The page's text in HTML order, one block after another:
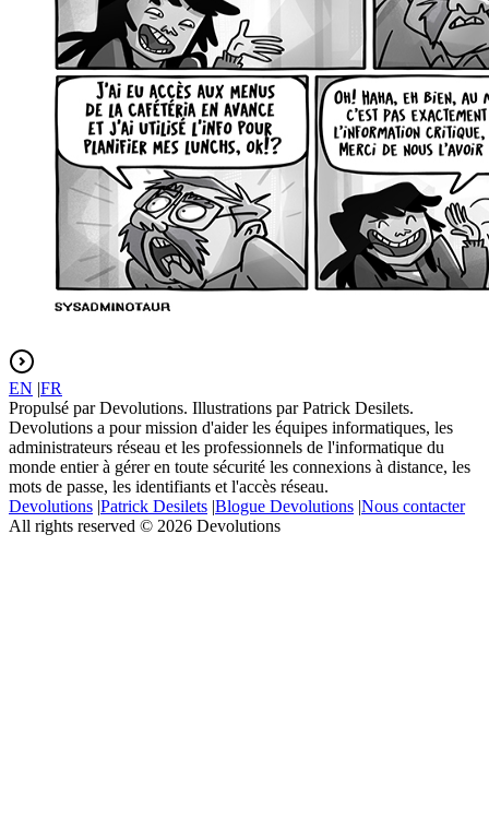
EN |FR
Propulsé par Devolutions. Illustrations par Patrick Desilets.
Devolutions a pour mission d'aider les équipes informatiques, les
administrateurs réseau et les professionnels de l'informatique du
monde entier à gérer en toute sécurité les connexions à distance, les
mots de passe, les identifiants et l'accès réseau.
Devolutions |Patrick Desilets |Blogue Devolutions |Nous contacter
All rights reserved © 2026 Devolutions